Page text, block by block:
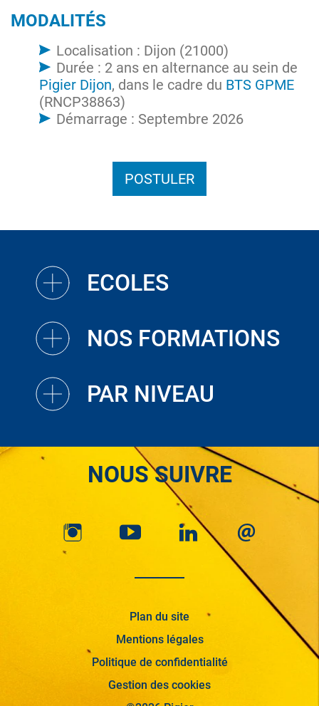
MODALITÉS
Localisation : Dijon (21000)
Durée : 2 ans en alternance au sein de
Pigier Dijon, dans le cadre du BTS GPME
(RNCP38863)
Démarrage : Septembre 2026
POSTULER
ECOLES
NOS FORMATIONS
PAR NIVEAU
NOUS SUIVRE
Plan du site
Mentions légales
Politique de confidentialité
Gestion des cookies